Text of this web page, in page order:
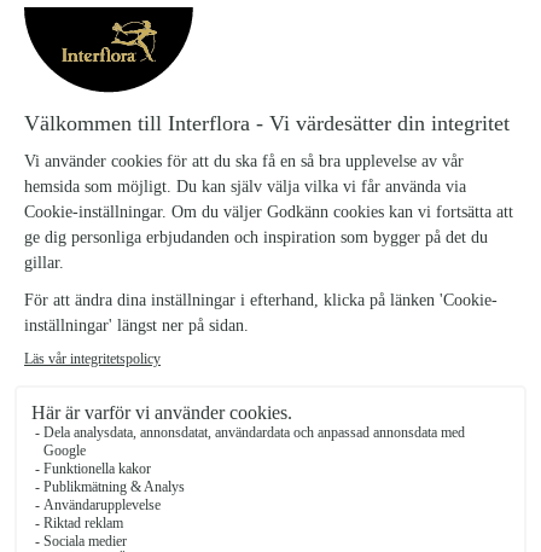
SAKNAD, LIGGANDE BUKETT
Saknad-liggande-bukett-_4
729 kr
Vita rosor och vit alstroemeria i perfekt harmoni med brudslöja på en
Levereras med din hälsning på ett textat kort, men du kan få den på
ett passande band. Det lägger du till som tillval här nedan och butiken
väljer färg som passar.